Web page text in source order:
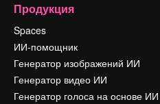
Продукция
Spaces
ИИ-помощник
Генератор изображений ИИ
Генератор видео ИИ
Генератор голоса на основе ИИ